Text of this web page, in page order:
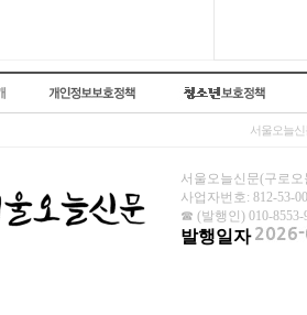
서울오늘
서울오늘신문(구로오
사업자번호: 812-53-
☎ (발행인) 010-8553-
발행일자